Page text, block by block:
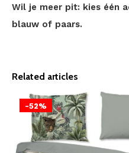
Wil je meer pit: kies één
blauw of paars.
Related articles
-52%